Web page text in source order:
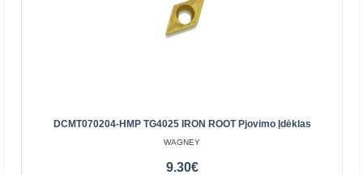
Įdėti į krepšelį
DCMT070204-HMP TG4025 IRON ROOT Pjovimo Įdėklas
WAGNEY
9.30€